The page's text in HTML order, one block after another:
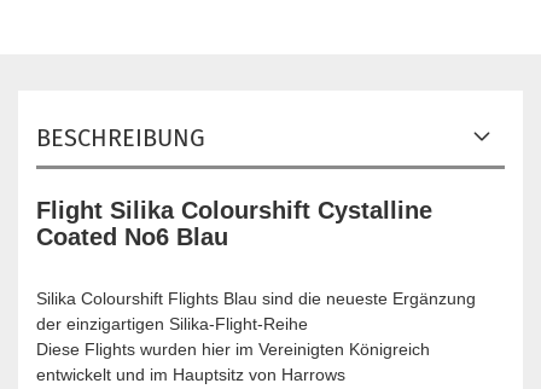
BESCHREIBUNG
Flight Silika Colourshift Cystalline
Coated No6 Blau
Silika Colourshift Flights Blau sind die neueste Ergänzung
der einzigartigen Silika-Flight-Reihe
Diese Flights wurden hier im Vereinigten Königreich
entwickelt und im Hauptsitz von Harrows